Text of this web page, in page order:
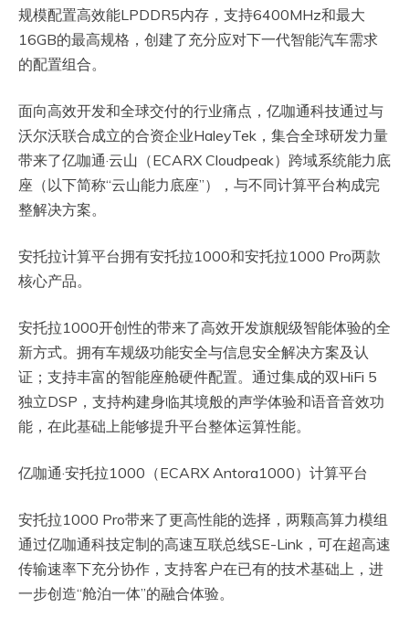
规模配置高效能LPDDR5内存，支持6400MHz和最大
16GB的最高规格，创建了充分应对下一代智能汽车需求
的配置组合。
面向高效开发和全球交付的行业痛点，亿咖通科技通过与
沃尔沃联合成立的合资企业HaleyTek，集合全球研发力量
带来了亿咖通·云山（ECARX Cloudpeak）跨域系统能力底
座（以下简称“云山能力底座”），与不同计算平台构成完
整解决方案。
安托拉计算平台拥有安托拉1000和安托拉1000 Pro两款
核心产品。
安托拉1000开创性的带来了高效开发旗舰级智能体验的全
新方式。拥有车规级功能安全与信息安全解决方案及认
证；支持丰富的智能座舱硬件配置。通过集成的双HiFi 5
独立DSP，支持构建身临其境般的声学体验和语音音效功
能，在此基础上能够提升平台整体运算性能。
亿咖通·安托拉1000（ECARX Antora1000）计算平台
安托拉1000 Pro带来了更高性能的选择，两颗高算力模组
通过亿咖通科技定制的高速互联总线SE-Link，可在超高速
传输速率下充分协作，支持客户在已有的技术基础上，进
一步创造“舱泊一体”的融合体验。